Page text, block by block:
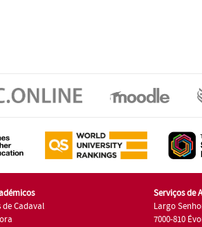
de Cadaval
Serviços de
Largo
7000-810